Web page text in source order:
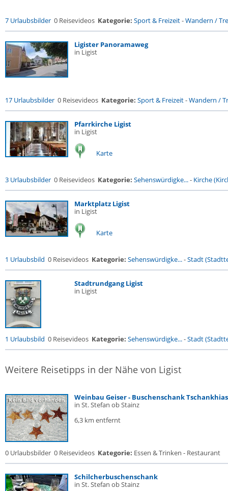
7 Urlaubsbilder 0 Reisevideos Kategorie: Sport & Freizeit-Wandern /
Ligister Panoramaweg
in Ligist
17 Urlaubsbilder 0 Reisevideos Kategorie: Sport & Freizeit-Wandern /
Pfarrkirche Ligist
in Ligist
Karte
3 Urlaubsbilder 0 Reisevideos Kategorie: Sehenswürdigke...- Kirche
Marktplatz Ligist
in Ligist
Karte
1 Urlaubsbild 0 Reisevideos Kategorie: Sehenswürdigke...-Stadt
Stadtrundgang Ligist
in Ligist
1 Urlaubsbild 0 Reisevideos Kategorie: Sehenswürdigke...-Stadt
Weitere Reisetipps in der Nähe von Ligist
Weinbau Geiser - Buschenschank
in St. Stefan ob Stainz
6,3 km entfernt
0 Urlaubsbilder 0 Reisevideos Kategorie: Essen & Trinken - Restaurant
Schilcherbuschenschank
in St. Stefan ob Stainz